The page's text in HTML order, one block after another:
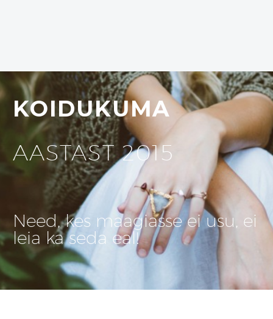
KOIDUKUMA
AASTAST 2015
Need, kes maagiasse ei usu, ei
leia ka seda eal!